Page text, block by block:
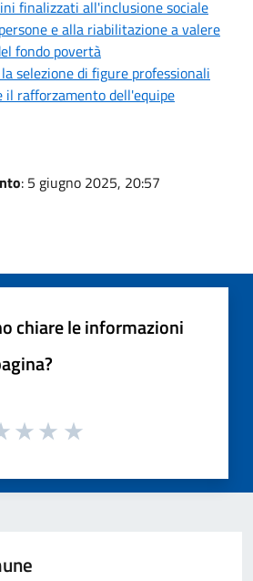
finalizzati all'inclusione sociale
e alla riabilitazione a valere
fondo povertà
selezione di figure professionali
il rafforzamento dell'equipe
: 5 giugno 2025, 20:57
chiare le informazioni